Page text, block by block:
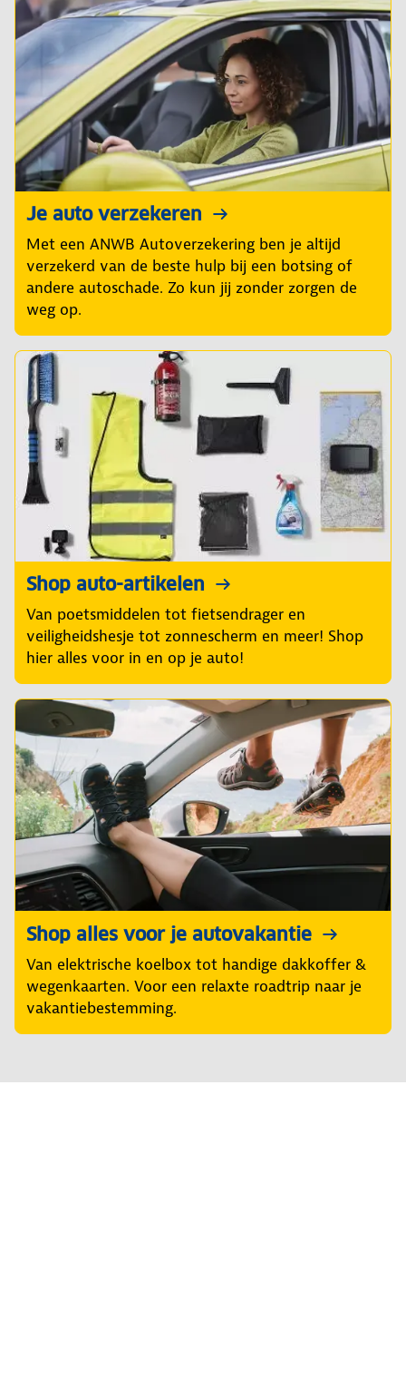
Je auto verzekeren
Met een ANWB Autoverzekering ben je altijd
verzekerd van de beste hulp bij een botsing of
andere autoschade. Zo kun jij zonder zorgen de
weg op.
Shop auto-artikelen
Van poetsmiddelen tot fietsendrager en
veiligheidshesje tot zonnescherm en meer! Shop
hier alles voor in en op je auto!
Shop alles voor je autovakantie
Van elektrische koelbox tot handige dakkoffer &
wegenkaarten. Voor een relaxte roadtrip naar je
vakantiebestemming.